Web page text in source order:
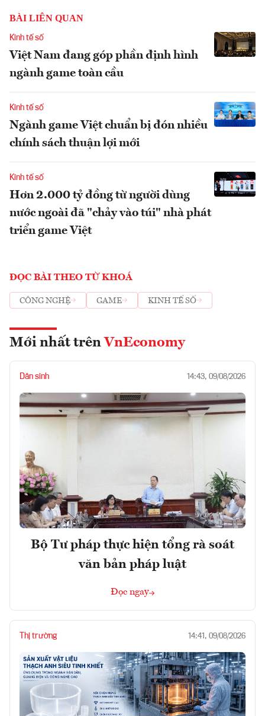
BÀI LIÊN QUAN
Kinh tế số
Việt Nam đang góp phần định hình
ngành game toàn cầu
Kinh tế số
Ngành game Việt chuẩn bị đón nhiều
chính sách thuận lợi mới
Kinh tế số
Hơn 2.000 tỷ đồng từ người dùng
nước ngoài đã "chảy vào túi" nhà phát
triển game Việt
ĐỌC BÀI THEO TỪ KHOÁ
CÔNG NGHỆ GAME KINH TẾ SỐ
Mới nhất trên VnEconomy
Dân sinh 14:43, 09/08/2026
Bộ Tư pháp thực hiện tổng rà soát
văn bản pháp luật
Đọc ngay
Thị trường 14:41, 09/08/2026